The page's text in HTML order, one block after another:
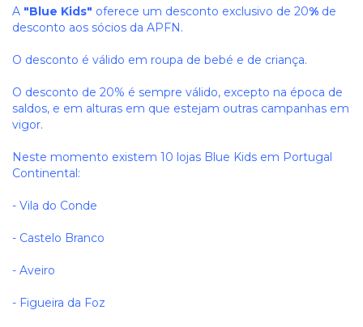
A "Blue Kids" oferece um desconto exclusivo de 20% de
desconto aos sócios da APFN.
O desconto é válido em roupa de bebé e de criança.
O desconto de 20% é sempre válido, excepto na época de
saldos, e em alturas em que estejam outras campanhas em
vigor.
Neste momento existem 10 lojas Blue Kids em Portugal
Continental:
- Vila do Conde
- Castelo Branco
- Aveiro
- Figueira da Foz